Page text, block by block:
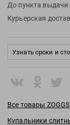
Under Armour
View
Waboba
Yingfa
ZONE3
Альфапластик
До пункта выдачи
Курьерская
Узнать сроки и
Все товары ZOGGS
Купальники